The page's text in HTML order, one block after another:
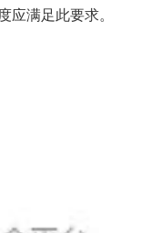
应满足此要求。